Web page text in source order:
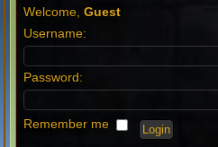
Welcome,Guest
Username:
Password:
Remember me